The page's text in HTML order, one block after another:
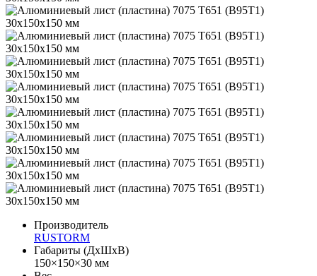
Производитель
RUSTORM
Габариты (ДхШхВ)
150×150×30 мм